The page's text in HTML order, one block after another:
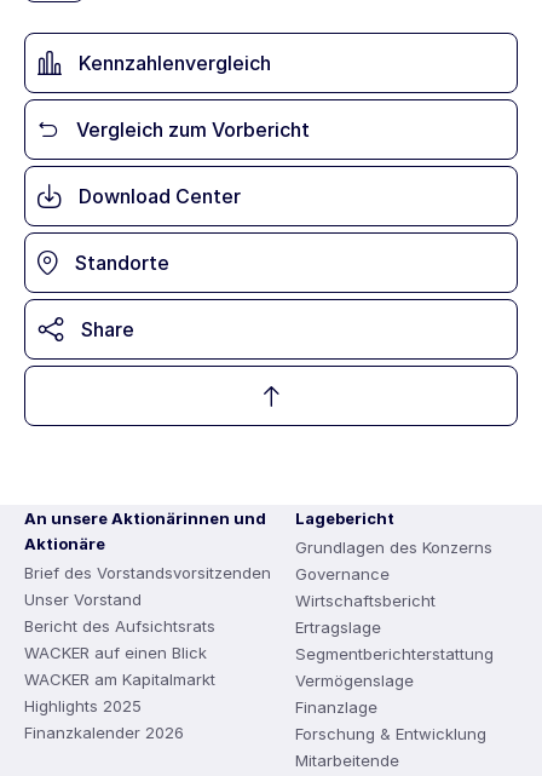
Kennzahlenvergleich
Vergleich zum Vorbericht
Download Center
Standorte
Share
An unsere Aktionärinnen und
Aktionäre
Brief des Vorstandsvorsitzenden
Unser Vorstand
Bericht des Aufsichtsrats
WACKER auf einen Blick
WACKER am Kapitalmarkt
Highlights 2025
Finanzkalender 2026
Lagebericht
Grundlagen des Konzerns
Governance
Wirtschaftsbericht
Ertragslage
Segmentberichterstattung
Vermögenslage
Finanzlage
Forschung & Entwicklung
Mitarbeitende